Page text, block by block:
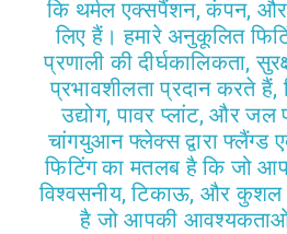
कि थर्मल एक्सपैंशन, कंपन,
लिए हैं। हमारे अनुकूलित
प्रणाली की दीर्घकालिकता,
प्रभावशीलता प्रदान करते
उद्योग, पावर प्लांट, और जल
चांगयुआन फ्लेक्स द्वारा फ्लैंग्ड
फिटिंग का मतलब है कि जो
विश्वसनीय, टिकाऊ, और
है जो आपकी